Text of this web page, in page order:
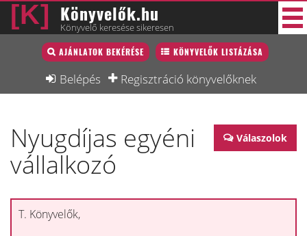
Könyvelők.hu
Könyvelő keresése sikeresen
AJÁNLATOK BEKÉRÉSE KÖNYVELŐK LISTÁZÁSA
Belépés Regisztráció könyvelőknek
Könyvelő lista
Könyvelési munkák
Interjú
Blog
Képzésnaptár
Válaszolok
Nyugdíjas egyéni
vállalkozó
T. Könyvelők,